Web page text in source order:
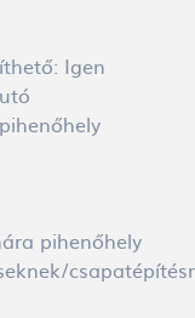
Igen
pihenőhely